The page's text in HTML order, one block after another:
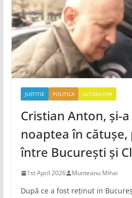
JUSTITIE POLITICA ULTIMA-ORA
Cristian Anton, și-
noaptea în cătușe,
între București și
1st April 2026 Munteanu Mihai
După ce a fost reținut in